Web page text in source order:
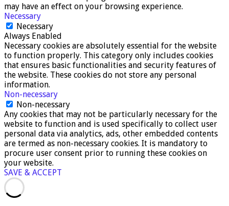
may have an effect on your browsing experience.
Necessary
Necessary
Always Enabled
Necessary cookies are absolutely essential for the website
to function properly. This category only includes cookies
that ensures basic functionalities and security features of
the website. These cookies do not store any personal
information.
Non-necessary
Non-necessary
Any cookies that may not be particularly necessary for the
website to function and is used specifically to collect user
personal data via analytics, ads, other embedded contents
are termed as non-necessary cookies. It is mandatory to
procure user consent prior to running these cookies on
your website.
SAVE & ACCEPT